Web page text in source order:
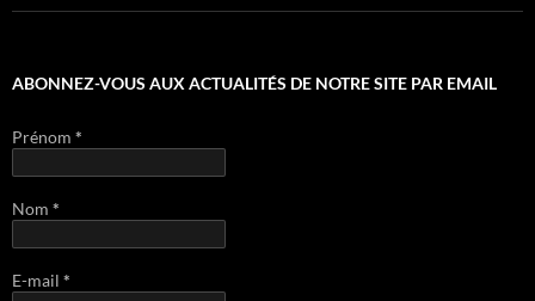
ABONNEZ-VOUS AUX ACTUALITÉS DE NOTRE SITE PAR EMAIL
Prénom *
Nom *
E-mail *